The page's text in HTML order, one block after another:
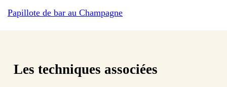
Papillote de bar au Champagne
Les techniques associées